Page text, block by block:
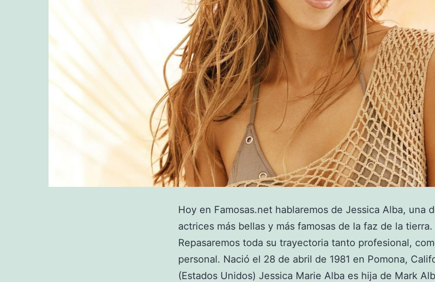
Hoy en Famosas.net hablaremos de Jessica Alba, una
actrices más bellas y más famosas de la faz de la tierra.
Repasaremos toda su trayectoria tanto profesional,
personal. Nació el 28 de abril de 1981 en Pomona,
(Estados Unidos) Jessica Marie Alba es hija de Mark